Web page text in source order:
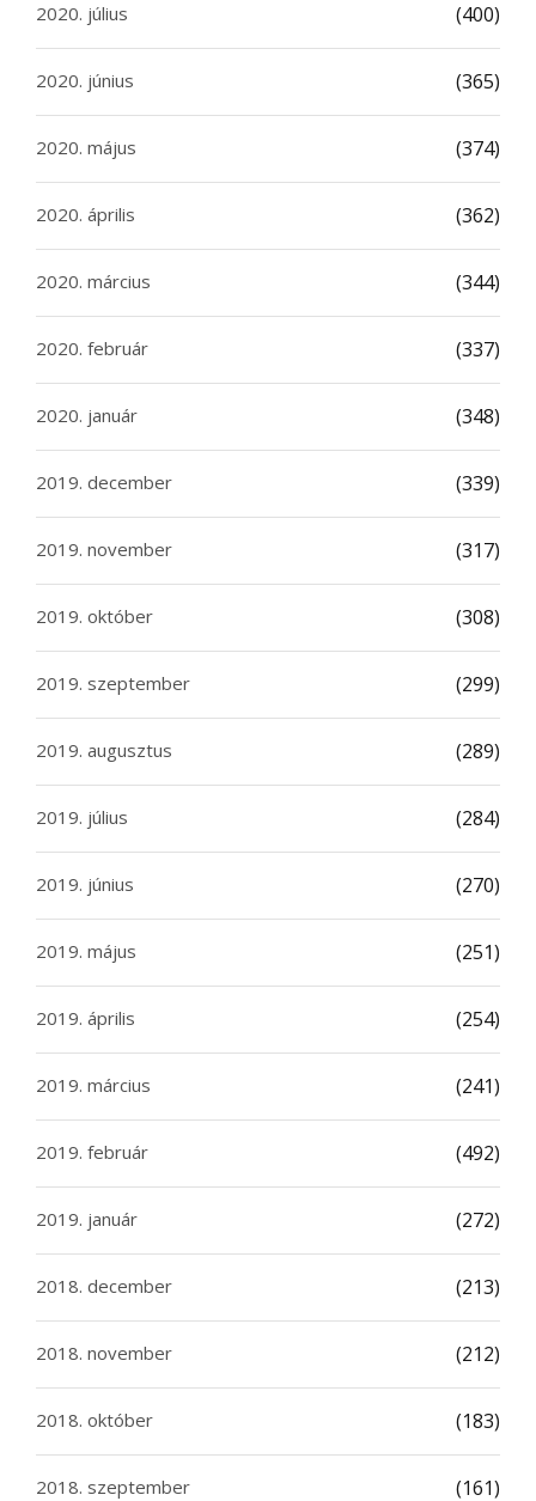
2020. július (400)
2020. június (365)
2020. május (374)
2020. április (362)
2020. március (344)
2020. február (337)
2020. január (348)
2019. december (339)
2019. november (317)
2019. október (308)
2019. szeptember (299)
2019. augusztus (289)
2019. július (284)
2019. június (270)
2019. május (251)
2019. április (254)
2019. március (241)
2019. február (492)
2019. január (272)
2018. december (213)
2018. november (212)
2018. október (183)
2018. szeptember (161)